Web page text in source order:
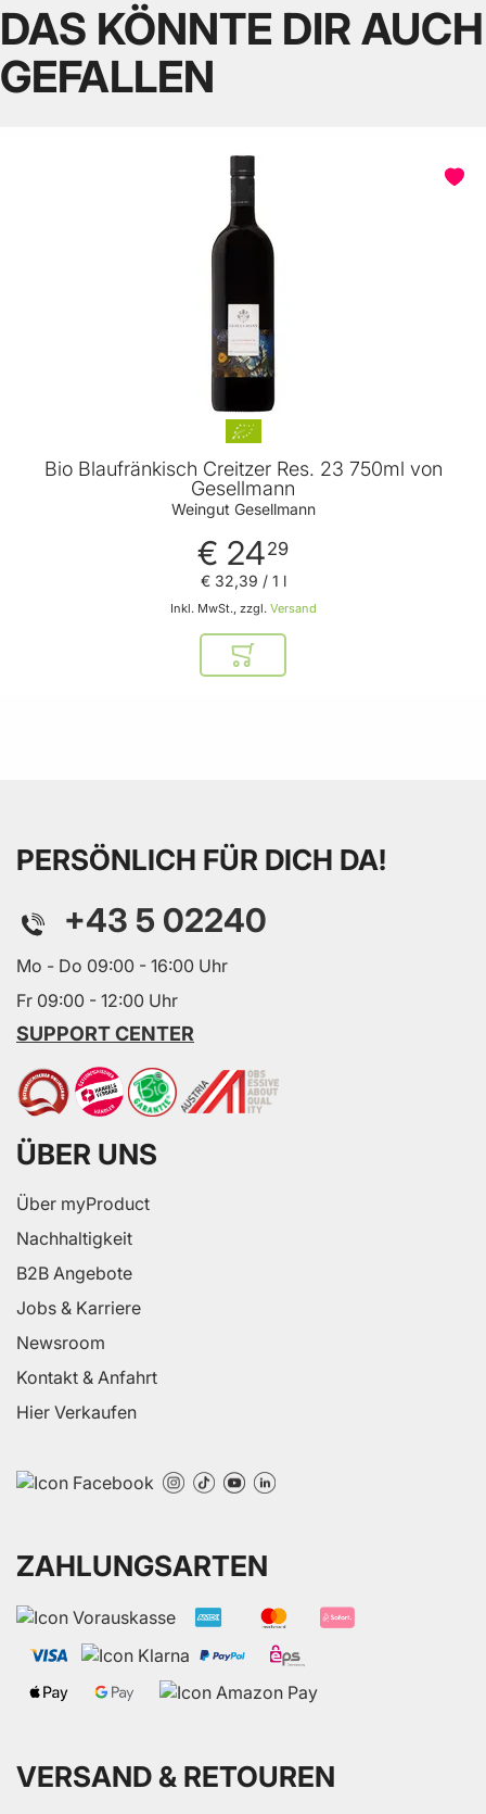
DAS KÖNNTE DIR AUCH
GEFALLEN
Bio Blaufränkisch Creitzer Res. 23 750ml von
Gesellmann
Weingut Gesellmann
€ 2429
Inkl. MwSt., zzgl. Versand
€ 32,39 / 1 l
In den Warenkorb
PERSÖNLICH FÜR DICH DA!
+43 5 02240
Mo - Do 09:00 - 16:00 Uhr
Fr 09:00 - 12:00 Uhr
SUPPORT CENTER
ÜBER UNS
Über myProduct
Nachhaltigkeit
B2B Angebote
Jobs & Karriere
Newsroom
Kontakt & Anfahrt
Hier Verkaufen
ZAHLUNGSARTEN
VERSAND & RETOUREN